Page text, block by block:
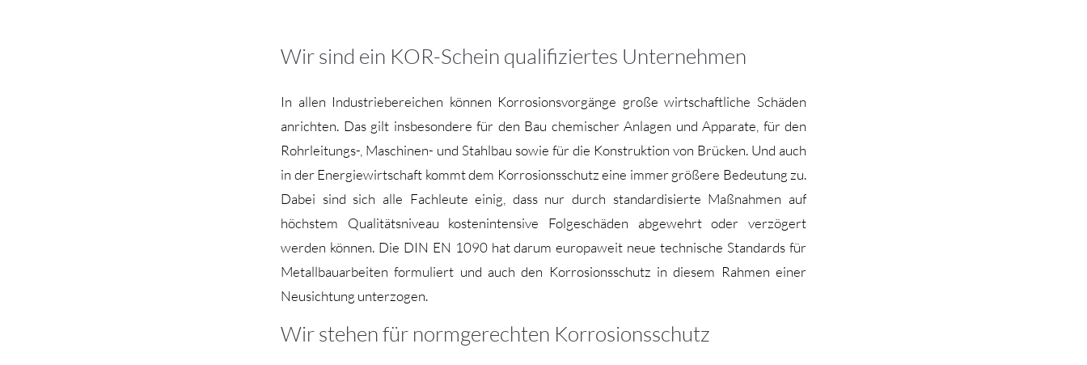
Wir sind ein KOR-Schein qualifiziertes Unternehmen
In allen Industriebereichen können Korrosionsvorgänge große wirtschaftliche Schäden
anrichten. Das gilt insbesondere für den Bau chemischer Anlagen und Apparate, für den
Rohrleitungs-, Maschinen- und Stahlbau sowie für die Konstruktion von Brücken. Und auch
in der Energiewirtschaft kommt dem Korrosionsschutz eine immer größere Bedeutung zu.
Dabei sind sich alle Fachleute einig, dass nur durch standardisierte Maßnahmen auf
höchstem Qualitätsniveau kostenintensive Folgeschäden abgewehrt oder verzögert
werden können. Die DIN EN 1090 hat darum europaweit neue technische Standards für
Metallbauarbeiten formuliert und auch den Korrosionsschutz in diesem Rahmen einer
Neusichtung unterzogen.
Wir stehen für normgerechten Korrosionsschutz